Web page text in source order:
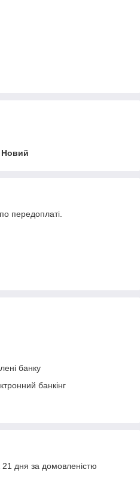
Новий
передоплаті.
банку
банкінг
дня за домовленістю